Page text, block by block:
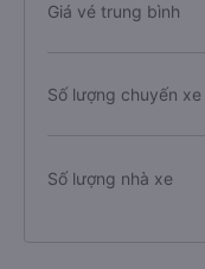
Giá vé trung bình
Số lượng chuyến xe
Số lượng nhà xe